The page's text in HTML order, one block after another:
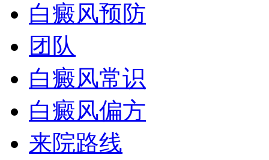
白癜风预防
团队
白癜风常识
白癜风偏方
来院路线